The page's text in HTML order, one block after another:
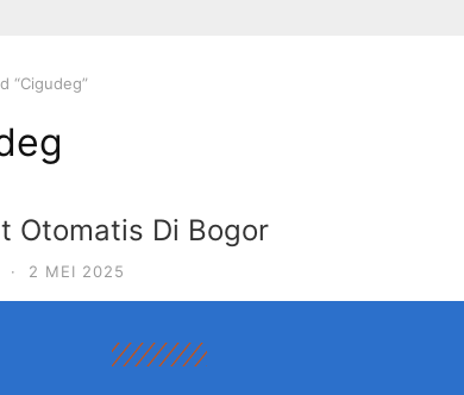
“Cigudeg”
Otomatis Di Bogor
· 2 MEI 2025